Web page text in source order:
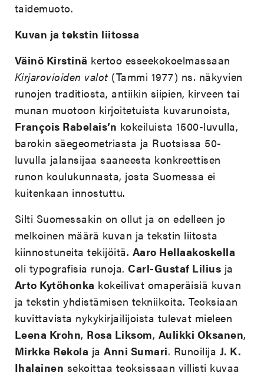
taidemuoto.
Kuvan ja tekstin liitossa
Väinö Kirstinä kertoo esseekokoelmassaan
Kirjarovioiden valot (Tammi 1977) ns. näkyvien
runojen traditiosta, antiikin siipien, kirveen tai
munan muotoon kirjoitetuista kuvarunoista,
François Rabelais’n kokeiluista 1500-luvulla,
barokin säegeometriasta ja Ruotsissa 50-
luvulla jalansijaa saaneesta konkreettisen
runon koulukunnasta, josta Suomessa ei
kuitenkaan innostuttu.
Silti Suomessakin on ollut ja on edelleen jo
melkoinen määrä kuvan ja tekstin liitosta
kiinnostuneita tekijöitä. Aaro Hellaakoskella
oli typografisia runoja.Carl-Gustaf Lilius ja
Arto Kytöhonka kokeilivat omaperäisiä kuvan
ja tekstin yhdistämisen tekniikoita. Teoksiaan
kuvittavista nykykirjailijoista tulevat mieleen
Leena Krohn, Rosa Liksom, Aulikki Oksanen,
Mirkka Rekola jaAnni Sumari. Runoilija J. K.
Ihalainen sekoittaa teoksissaan villisti kuvaa